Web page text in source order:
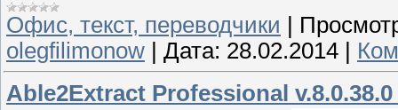
Офис, текст, переводчики
olegfilimonow
Дата: 28.02.2014
Able2Extract Professional v.8.0.38.0